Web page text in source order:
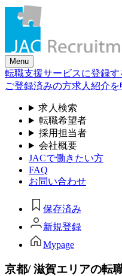
Skip
content
Menu
転職支援サービスに登録す
ご登録済みの方求人紹介を
求人検索
転職希望者
採用担当者
会社概要
JACで働きたい方
FAQ
お問い合わせ
保存済み
新規登録
Mypage
京都/ 滋賀エリアの転